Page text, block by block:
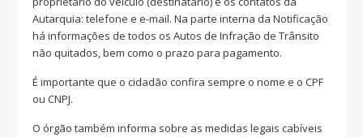
Autarquia: telefone e e-mail. Na parte interna da Notificação
há informações de todos os Autos de Infração de Trânsito
não quitados, bem como o prazo para pagamento.
É importante que o cidadão confira sempre o nome e o CPF
ou CNPJ.
O órgão também informa sobre as medidas legais cabíveis